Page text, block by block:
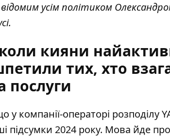
усім політиком
кияни
тих, хто
послуги
компанії-операторі розподілу
підсумки 2024 року. Мова йде